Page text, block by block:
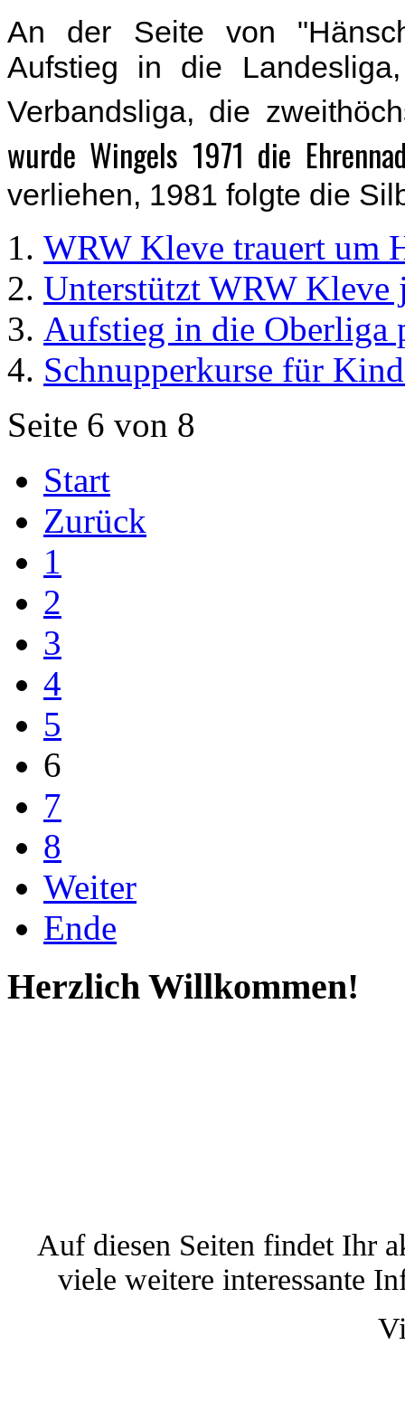
An der Seite von
Aufstieg in die
Verbandsliga, die
wurde Wingels 1971 die
verliehen, 1981 folgte die
WRW Kleve trauert um
Unterstützt WRW Kleve
Aufstieg in die Oberliga
Schnupperkurse für
Seite 6 von 8
Start
Zurück
1
2
3
4
5
6
7
8
Weiter
Ende
Herzlich Willkommen!
Auf diesen Seiten findet Ihr
viele weitere interessante